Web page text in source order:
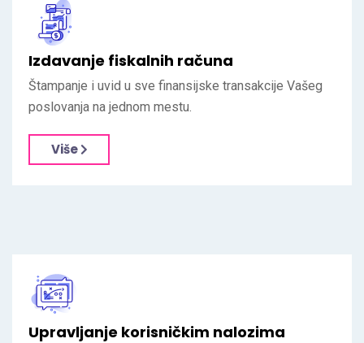
Izdavanje fiskalnih računa
Štampanje i uvid u sve finansijske transakcije Vašeg
poslovanja na jednom mestu.
Više
Upravljanje korisničkim nalozima